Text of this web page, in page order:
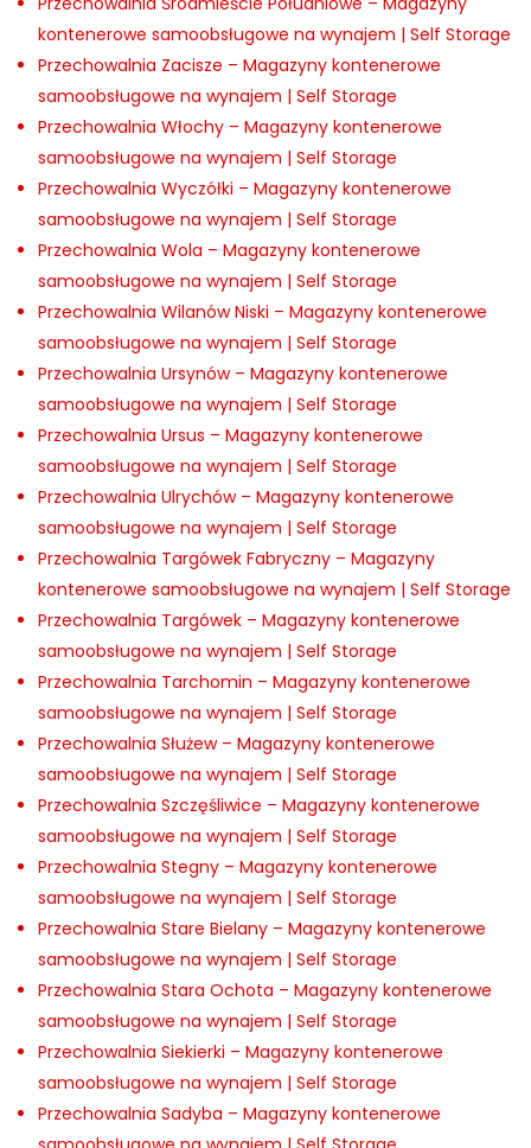
kontenerowe samoobsługowe na wynajem | Self Storage
Przechowalnia Zacisze – Magazyny kontenerowe
samoobsługowe na wynajem | Self Storage
Przechowalnia Włochy – Magazyny kontenerowe
samoobsługowe na wynajem | Self Storage
Przechowalnia Wyczółki – Magazyny kontenerowe
samoobsługowe na wynajem | Self Storage
Przechowalnia Wola – Magazyny kontenerowe
samoobsługowe na wynajem | Self Storage
Przechowalnia Wilanów Niski – Magazyny kontenerowe
samoobsługowe na wynajem | Self Storage
Przechowalnia Ursynów – Magazyny kontenerowe
samoobsługowe na wynajem | Self Storage
Przechowalnia Ursus – Magazyny kontenerowe
samoobsługowe na wynajem | Self Storage
Przechowalnia Ulrychów – Magazyny kontenerowe
samoobsługowe na wynajem | Self Storage
Przechowalnia Targówek Fabryczny – Magazyny
kontenerowe samoobsługowe na wynajem | Self Storage
Przechowalnia Targówek – Magazyny kontenerowe
samoobsługowe na wynajem | Self Storage
Przechowalnia Tarchomin – Magazyny kontenerowe
samoobsługowe na wynajem | Self Storage
Przechowalnia Służew – Magazyny kontenerowe
samoobsługowe na wynajem | Self Storage
Przechowalnia Szczęśliwice – Magazyny kontenerowe
samoobsługowe na wynajem | Self Storage
Przechowalnia Stegny – Magazyny kontenerowe
samoobsługowe na wynajem | Self Storage
Przechowalnia Stare Bielany – Magazyny kontenerowe
samoobsługowe na wynajem | Self Storage
Przechowalnia Stara Ochota – Magazyny kontenerowe
samoobsługowe na wynajem | Self Storage
Przechowalnia Siekierki – Magazyny kontenerowe
samoobsługowe na wynajem | Self Storage
Przechowalnia Sadyba – Magazyny kontenerowe